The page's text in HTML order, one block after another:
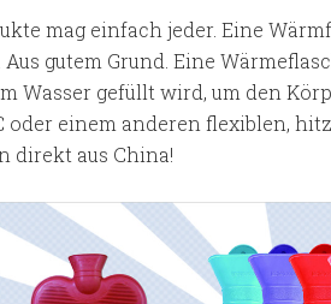
mag einfach jeder. Eine
Aus gutem Grund. Eine
Wasser gefüllt wird, um den
oder einem anderen flexiblen,
direkt aus China!